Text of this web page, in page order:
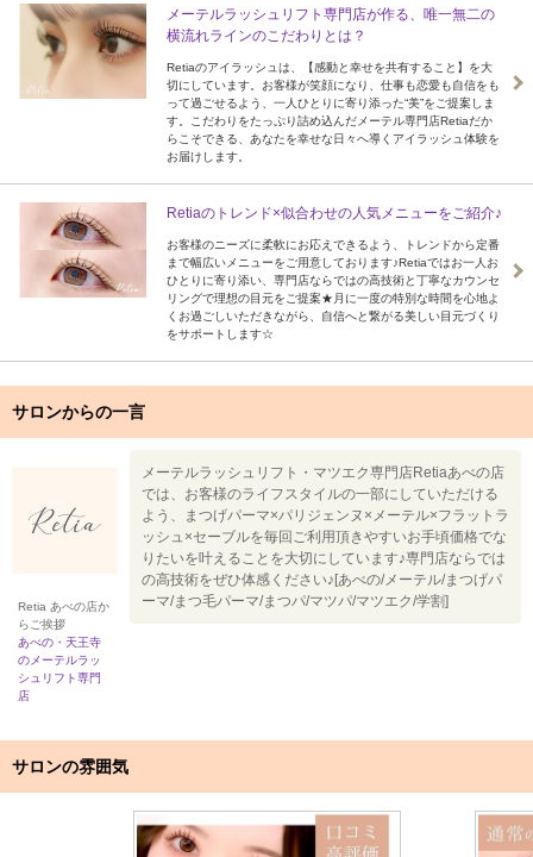
メーテルラッシュリフト専門店が作る、唯一無二の
横流れラインのこだわりとは？
Retiaのアイラッシュは、【感動と幸せを共有すること】を大
切にしています。お客様が笑顔になり、仕事も恋愛も自信をも
って過ごせるよう、一人ひとりに寄り添った“美”をご提案しま
す。こだわりをたっぷり詰め込んだメーテル専門店Retiaだか
らこそできる、あなたを幸せな日々へ導くアイラッシュ体験を
お届けします。
Retiaのトレンド×似合わせの人気メニューをご紹介♪
お客様のニーズに柔軟にお応えできるよう、トレンドから定番
まで幅広いメニューをご用意しております♪Retiaではお一人お
ひとりに寄り添い、専門店ならではの高技術と丁寧なカウンセ
リングで理想の目元をご提案★月に一度の特別な時間を心地よ
くお過ごしいただきながら、自信へと繋がる美しい目元づくり
をサポートします☆
サロンからの一言
Retia あべの店か
らご挨拶
あべの・天王寺
のメーテルラッ
シュリフト専門
店
メーテルラッシュリフト・マツエク専門店Retiaあべの店
では、お客様のライフスタイルの一部にしていただける
よう、まつげパーマ×パリジェンヌ×メーテル×フラットラ
ッシュ×セーブルを毎回ご利用頂きやすいお手頃価格でな
りたいを叶えることを大切にしています♪専門店ならでは
の高技術をぜひ体感ください♪[あべの/メーテル/まつげパ
ーマ/まつ毛パーマ/まつパ/マツパ/マツエク/学割]
サロンの雰囲気